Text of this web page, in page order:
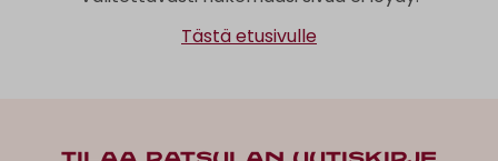
Tästä etusivulle